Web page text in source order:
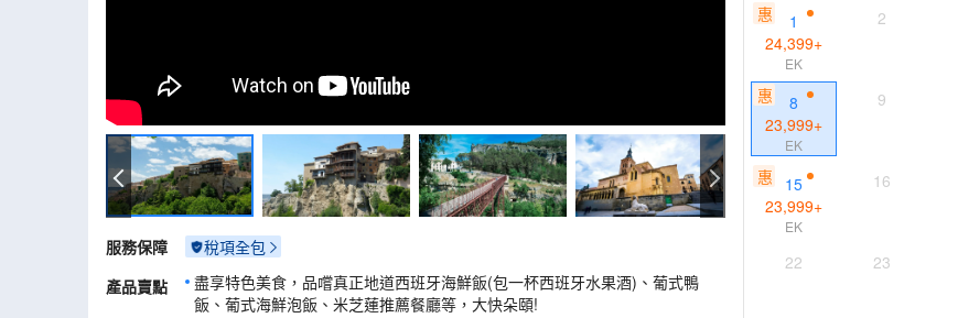
服務保障
稅項全包
產品賣點
盡享特色美食，品嚐真正地道西班牙海鮮飯(包一杯西班牙水果酒)、葡式鴨
飯、葡式海鮮泡飯、米芝蓮推薦餐廳等，大快朵頤!
惠
1
24,399+
EK
2
惠
8
23,999+
EK
9
惠
15
23,999+
EK
16
22 23